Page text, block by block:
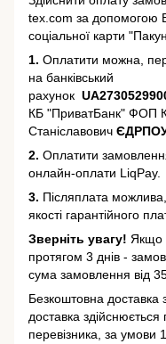
tex.com за допомогою
соціальної карти
1. Оплатити можна,
на банківський
рахунок
КБ "ПриватБанк" ФОП
Станіславович ЄДРПОУ
2. Оплатити
онлайн-оплати LiqPay.
3. Післяплата
якості гарантійного
Зверніть увагу! Якщо
протягом 3 днів -
сума замовлення від
Безкоштовна доставка
доставка здійснюється
перевізника, за умови